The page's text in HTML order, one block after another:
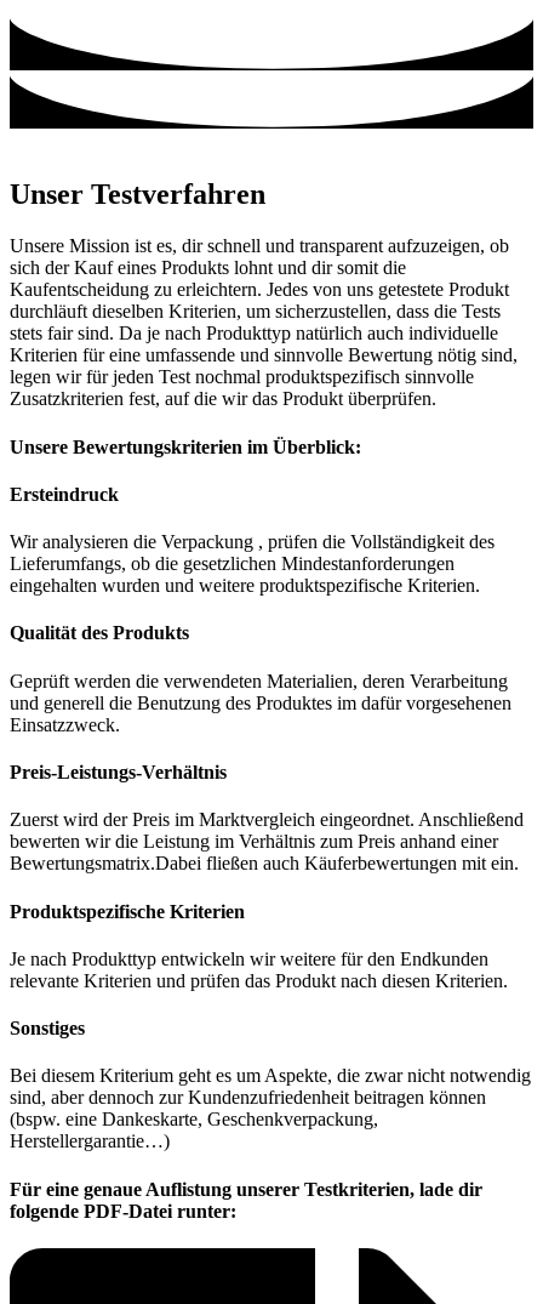
Unser Testverfahren
Unsere Mission ist es, dir schnell und transparent aufzuzeigen, ob
sich der Kauf eines Produkts lohnt und dir somit die
Kaufentscheidung zu erleichtern. Jedes von uns getestete Produkt
durchläuft dieselben Kriterien, um sicherzustellen, dass die Tests
stets fair sind. Da je nach Produkttyp natürlich auch individuelle
Kriterien für eine umfassende und sinnvolle Bewertung nötig sind,
legen wir für jeden Test nochmal produktspezifisch sinnvolle
Zusatzkriterien fest, auf die wir das Produkt überprüfen.
Unsere Bewertungskriterien im Überblick:
Ersteindruck
Wir analysieren die Verpackung , prüfen die Vollständigkeit des
Lieferumfangs, ob die gesetzlichen Mindestanforderungen
eingehalten wurden und weitere produktspezifische Kriterien.
Qualität des Produkts
Geprüft werden die verwendeten Materialien, deren Verarbeitung
und generell die Benutzung des Produktes im dafür vorgesehenen
Einsatzzweck.
Preis-Leistungs-Verhältnis
Zuerst wird der Preis im Marktvergleich eingeordnet. Anschließend
bewerten wir die Leistung im Verhältnis zum Preis anhand einer
Bewertungsmatrix.Dabei fließen auch Käuferbewertungen mit ein.
Produktspezifische Kriterien
Je nach Produkttyp entwickeln wir weitere für den Endkunden
relevante Kriterien und prüfen das Produkt nach diesen Kriterien.
Sonstiges
Bei diesem Kriterium geht es um Aspekte, die zwar nicht notwendig
sind, aber dennoch zur Kundenzufriedenheit beitragen können
(bspw. eine Dankeskarte, Geschenkverpackung,
Herstellergarantie…)
Für eine genaue Auflistung unserer Testkriterien, lade dir
folgende PDF-Datei runter: